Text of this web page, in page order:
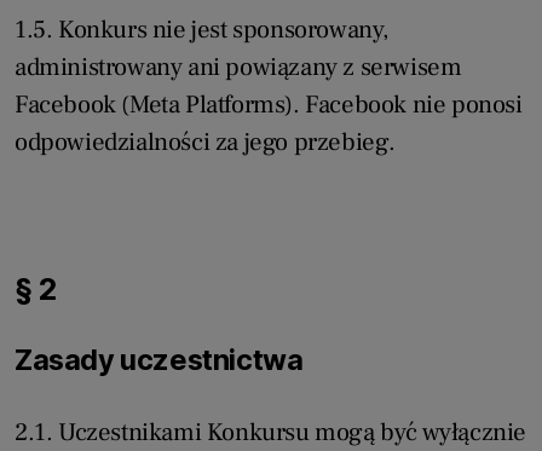
1.5. Konkurs nie jest sponsorowany,
administrowany ani powiązany z serwisem
Facebook (Meta Platforms). Facebook nie ponosi
odpowiedzialności za jego przebieg.
§ 2
Zasady uczestnictwa
2.1. Uczestnikami Konkursu mogą być wyłącznie